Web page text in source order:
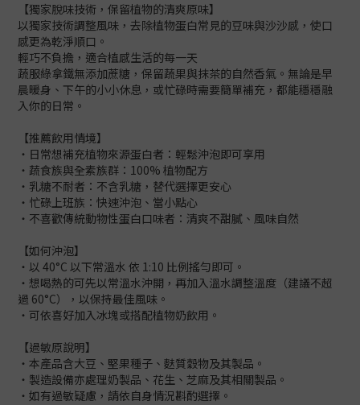
【獨家脫味技術，保留植物的清爽原味】
以獨家技術調整風味，去除植物蛋白常見的豆味與沙沙感，使口
感更為乾淨順口。
輕巧不負擔，適合植感生活的每一天
蔬服綠拿鐵無添加蔗糖，保留蔬果與抹茶的自然香氣。無論是早
晨暖身、下午的小小休息，或忙碌時需要簡單補充，都能穩穩融
入你的日常。
【推薦飲用情境】
・日常想補充植物來源蛋白者：輕鬆沖泡即可享用
・蔬食族與全素族群：100% 植物配方
・乳糖不耐者：不含乳糖，替代選擇更安心
・忙碌上班族：快速沖泡、當小點心
・不喜歡傳統動物性蛋白口味者：清爽不甜膩、風味自然
【如何沖泡】
・以 40°C 以下常溫水 依 1:10 比例搖勻即可。
・想喝熱的可先以常溫水沖開，再加入溫水調整溫度（建議不超
過 60°C），以保持最佳風味。
・可依喜好加入冰塊或搭配植物奶飲用。
【過敏原說明】
・本產品含大豆、堅果種子、麩質穀物及其製品。
・製造設備亦處理奶製品、花生、芝麻及其相關製品。
・如有過敏疑慮，請依自身情況斟酌選擇。